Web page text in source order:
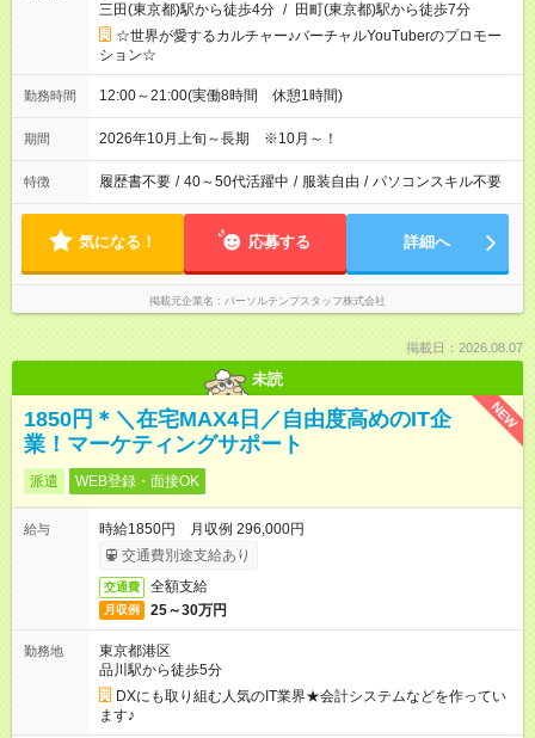
三田(東京都)駅から徒歩4分 / 田町(東京都)駅から徒歩7分
☆世界が愛するカルチャー♪バーチャルYouTuberのプロモー
ション☆
勤務時間 12:00～21:00(実働8時間 休憩1時間)
期間 2026年10月上旬～長期 ※10月～！
特徴 履歴書不要 / 40～50代活躍中 / 服装自由 / パソコンスキル不要
気になる！ 応募する 詳細へ
掲載元企業名 パーソルテンプスタッフ株式会社
掲載日：2026.08.07
未読
NEW
1850円＊＼在宅MAX4日／自由度高めのIT企
業！マーケティングサポート
派遣 WEB登録・面接OK
給与
時給1850円 月収例 296,000円
交通費別途支給あり
交通費 全額支給
月収例 25～30万円
勤務地
東京都港区
品川駅から徒歩5分
DXにも取り組む人気のIT業界★会計システムなどを作ってい
ます♪